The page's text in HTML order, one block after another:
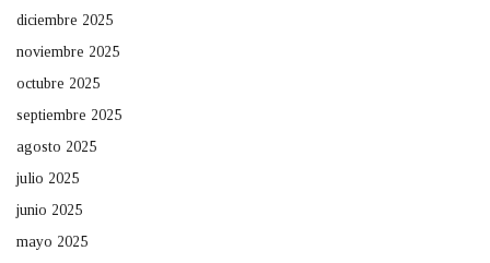
diciembre 2025
noviembre 2025
octubre 2025
septiembre 2025
agosto 2025
julio 2025
junio 2025
mayo 2025